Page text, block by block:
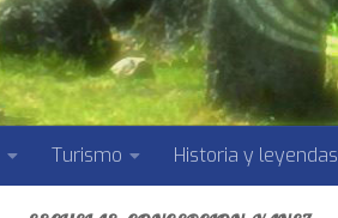
Turismo Historia y leyendas